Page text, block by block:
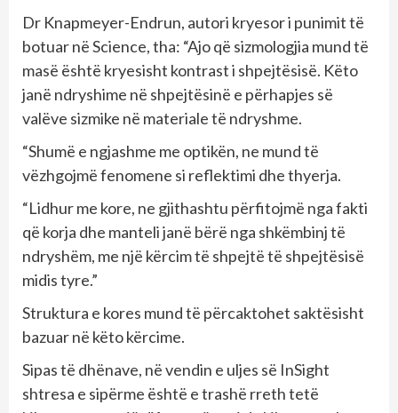
Dr Knapmeyer-Endrun, autori kryesor i punimit të
botuar në Science, tha: “Ajo që sizmologjia mund të
masë është kryesisht kontrast i shpejtësisë. Këto
janë ndryshime në shpejtësinë e përhapjes së
valëve sizmike në materiale të ndryshme.
“Shumë e ngjashme me optikën, ne mund të
vëzhgojmë fenomene si reflektimi dhe thyerja.
“Lidhur me kore, ne gjithashtu përfitojmë nga fakti
që korja dhe manteli janë bërë nga shkëmbinj të
ndryshëm, me një kërcim të shpejtë të shpejtësisë
midis tyre.”
Struktura e kores mund të përcaktohet saktësisht
bazuar në këto kërcime.
Sipas të dhënave, në vendin e uljes së InSight
shtresa e sipërme është e trashë rreth tetë